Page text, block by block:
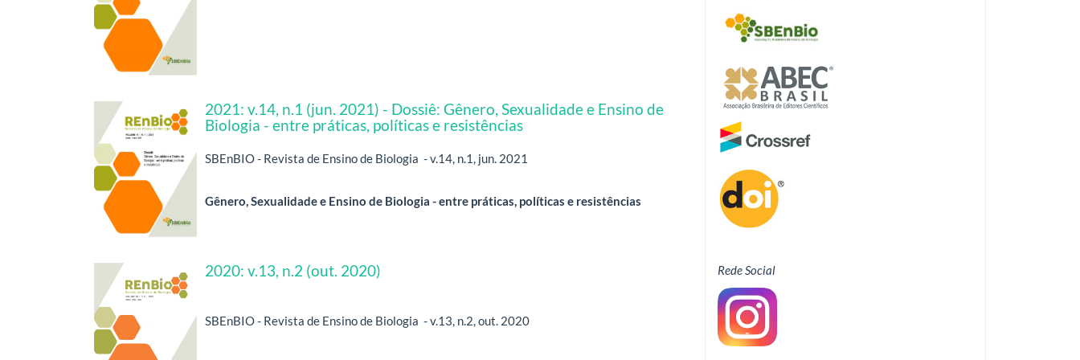
2021: v.14, n.1 (jun. 2021) - Dossiê: Gênero, Sexualidade e Ensino de
Biologia - entre práticas, políticas e resistências
SBEnBIO - Revista de Ensino de Biologia - v.14, n.1, jun. 2021
Gênero, Sexualidade e Ensino de Biologia - entre práticas, políticas e resistências
2020: v.13, n.2 (out. 2020)
SBEnBIO - Revista de Ensino de Biologia - v.13, n.2, out. 2020
Rede Social